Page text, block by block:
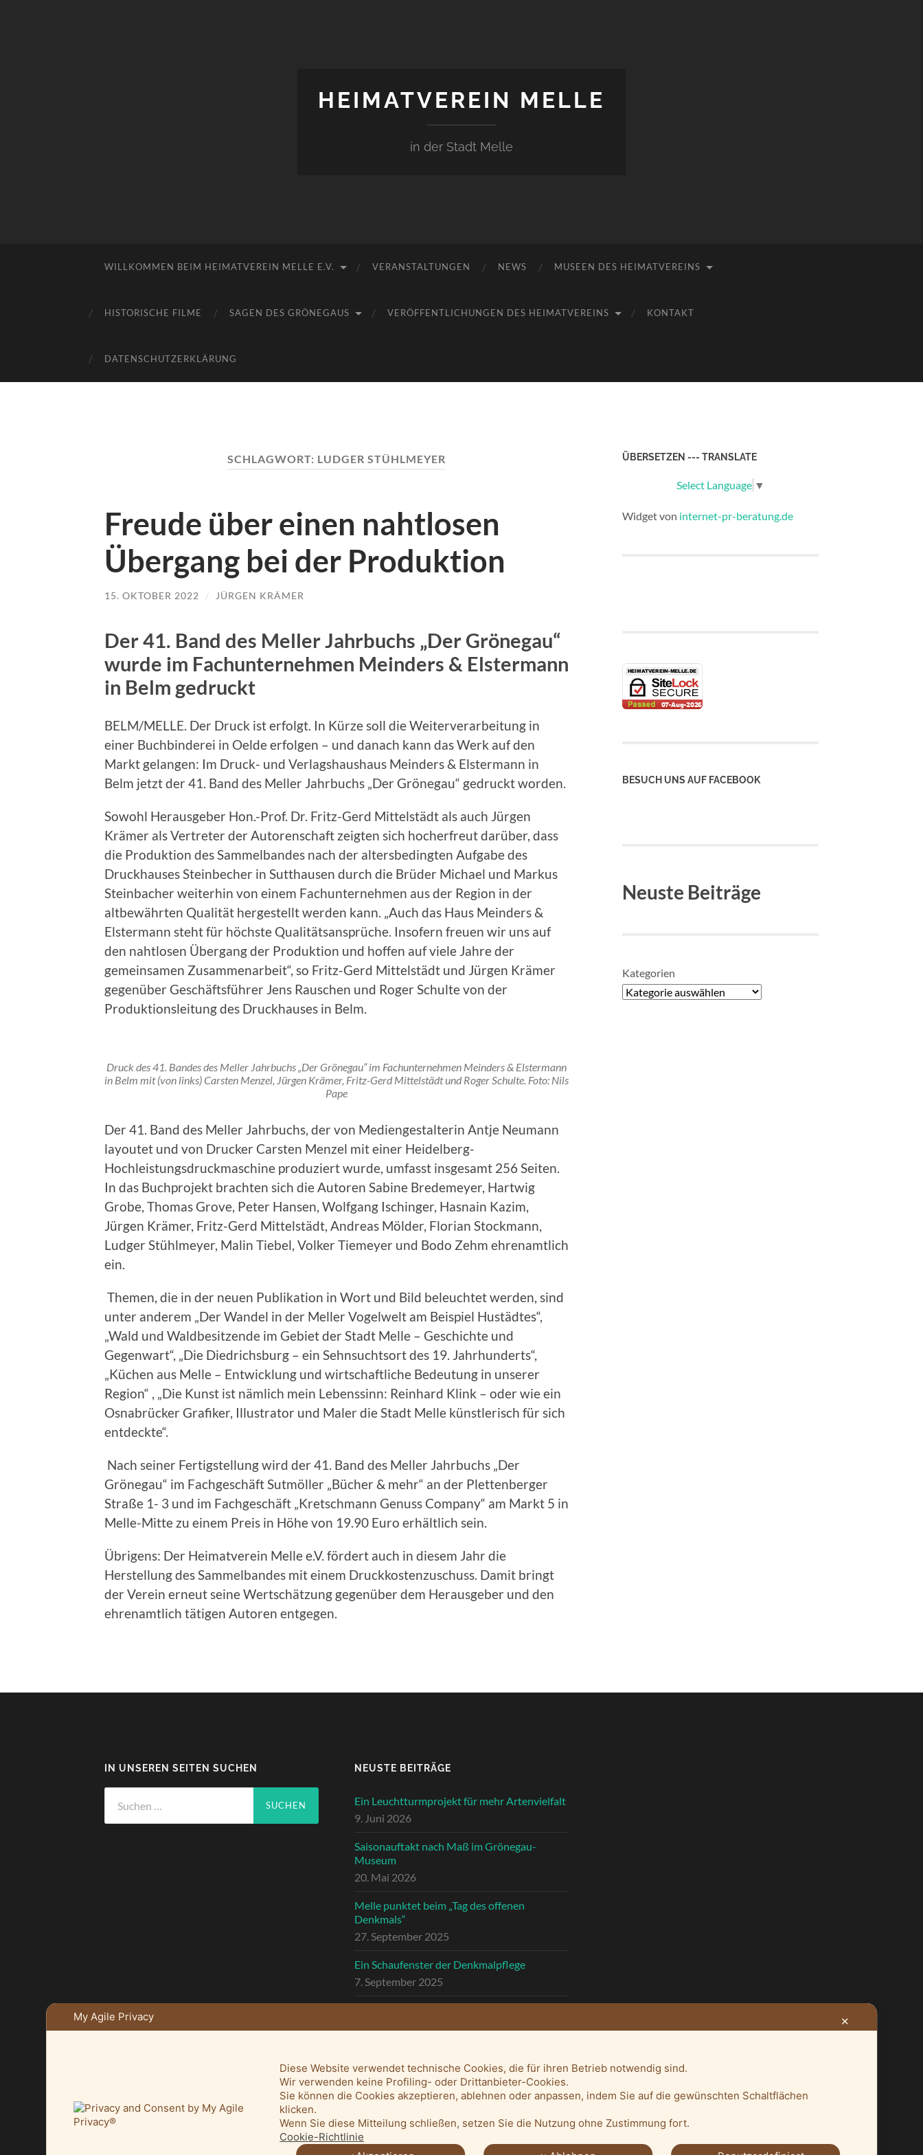
HEIMATVEREIN MELLE
in der Stadt Melle
WILLKOMMEN BEIM HEIMATVEREIN MELLE E.V. VERANSTALTUNGEN NEWS MUSEEN DES HEIMATVEREINS
HISTORISCHE FILME SAGEN DES GRÖNEGAUS VERÖFFENTLICHUNGEN DES HEIMATVEREINS KONTAKT
DATENSCHUTZERKLÄRUNG
SCHLAGWORT: LUDGER STÜHLMEYER
Freude über einen nahtlosen
Übergang bei der Produktion
15. OKTOBER 2022 / JÜRGEN KRÄMER
Der 41. Band des Meller Jahrbuchs „Der Grönegau“
wurde im Fachunternehmen Meinders & Elstermann
in Belm gedruckt
BELM/MELLE. Der Druck ist erfolgt. In Kürze soll die Weiterverarbeitung in
einer Buchbinderei in Oelde erfolgen – und danach kann das Werk auf den
Markt gelangen: Im Druck- und Verlagshaushaus Meinders & Elstermann in
Belm jetzt der 41. Band des Meller Jahrbuchs „Der Grönegau“ gedruckt worden.
Sowohl Herausgeber Hon.-Prof. Dr. Fritz-Gerd Mittelstädt als auch Jürgen
Krämer als Vertreter der Autorenschaft zeigten sich hocherfreut darüber, dass
die Produktion des Sammelbandes nach der altersbedingten Aufgabe des
Druckhauses Steinbecher in Sutthausen durch die Brüder Michael und Markus
Steinbacher weiterhin von einem Fachunternehmen aus der Region in der
altbewährten Qualität hergestellt werden kann. „Auch das Haus Meinders &
Elstermann steht für höchste Qualitätsansprüche. Insofern freuen wir uns auf
den nahtlosen Übergang der Produktion und hoffen auf viele Jahre der
gemeinsamen Zusammenarbeit“, so Fritz-Gerd Mittelstädt und Jürgen Krämer
gegenüber Geschäftsführer Jens Rauschen und Roger Schulte von der
Produktionsleitung des Druckhauses in Belm.
Druck des 41. Bandes des Meller Jahrbuchs „Der Grönegau“ im Fachunternehmen Meinders & Elstermann
in Belm mit (von links) Carsten Menzel, Jürgen Krämer, Fritz-Gerd Mittelstädt und Roger Schulte. Foto: Nils
Pape
Der 41. Band des Meller Jahrbuchs, der von Mediengestalterin Antje Neumann
layoutet und von Drucker Carsten Menzel mit einer Heidelberg-
Hochleistungsdruckmaschine produziert wurde, umfasst insgesamt 256 Seiten.
In das Buchprojekt brachten sich die Autoren Sabine Bredemeyer, Hartwig
Grobe, Thomas Grove, Peter Hansen, Wolfgang Ischinger, Hasnain Kazim,
Jürgen Krämer, Fritz-Gerd Mittelstädt, Andreas Mölder, Florian Stockmann,
Ludger Stühlmeyer, Malin Tiebel, Volker Tiemeyer und Bodo Zehm ehrenamtlich
ein.
Themen, die in der neuen Publikation in Wort und Bild beleuchtet werden, sind
unter anderem „Der Wandel in der Meller Vogelwelt am Beispiel Hustädtes“,
„Wald und Waldbesitzende im Gebiet der Stadt Melle – Geschichte und
Gegenwart“, „Die Diedrichsburg – ein Sehnsuchtsort des 19. Jahrhunderts“,
„Küchen aus Melle – Entwicklung und wirtschaftliche Bedeutung in unserer
Region“ , „Die Kunst ist nämlich mein Lebenssinn: Reinhard Klink – oder wie ein
Osnabrücker Grafiker, Illustrator und Maler die Stadt Melle künstlerisch für sich
entdeckte“.
Nach seiner Fertigstellung wird der 41. Band des Meller Jahrbuchs „Der
Grönegau“ im Fachgeschäft Sutmöller „Bücher & mehr“ an der Plettenberger
Straße 1- 3 und im Fachgeschäft „Kretschmann Genuss Company“ am Markt 5 in
Melle-Mitte zu einem Preis in Höhe von 19.90 Euro erhältlich sein.
Übrigens: Der Heimatverein Melle e.V. fördert auch in diesem Jahr die
Herstellung des Sammelbandes mit einem Druckkostenzuschuss. Damit bringt
der Verein erneut seine Wertschätzung gegenüber dem Herausgeber und den
ehrenamtlich tätigen Autoren entgegen.
ÜBERSETZEN --- TRANSLATE
Select Language ▼
Widget von internet-pr-beratung.de
BESUCH UNS AUF FACEBOOK
Neuste Beiträge
Kategorien
IN UNSEREN SEITEN SUCHEN
nach:
NEUSTE BEITRÄGE
Ein Leuchtturmprojekt für mehr Artenvielfalt
9. Juni 2026
Saisonauftakt nach Maß im Grönegau-
Museum
20. Mai 2026
Melle punktet beim „Tag des offenen
Denkmals“
27. September 2025
Ein Schaufenster der Denkmalpflege
7. September 2025
THEME VONANDERS NORÉN—HOCH ↑
My Agile Privacy ✕
Diese Website verwendet technische Cookies, die für ihren Betrieb notwendig sind.
Wir verwenden keine Profiling- oder Drittanbieter-Cookies.
Sie können die Cookies akzeptieren, ablehnen oder anpassen, indem Sie auf die gewünschten Schaltflächen
klicken.
Wenn Sie diese Mitteilung schließen, setzen Sie die Nutzung ohne Zustimmung fort.
Cookie-Richtlinie